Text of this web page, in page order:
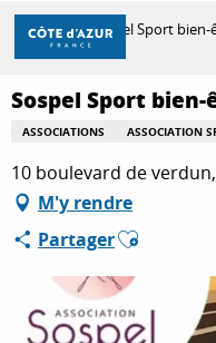
Aller
contenu
principal
DÉCOUVRIR
À FAIRE
SÉJOURNER
Accueil Sospel Sport bien-
Sospel Sport bien-
ASSOCIATIONS ASSOCIATION
10 boulevard de
M'y rendre
PartagerAjouter aux